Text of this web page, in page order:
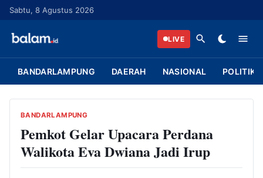
u
Sabtu, 8 Agustus 2026
LIVE
BANDARLAMPUNG DAERAH NASIONAL POLITIK
BANDARLAMPUNG
Pemkot Gelar Upacara Perdana
Walikota Eva Dwiana Jadi Irup